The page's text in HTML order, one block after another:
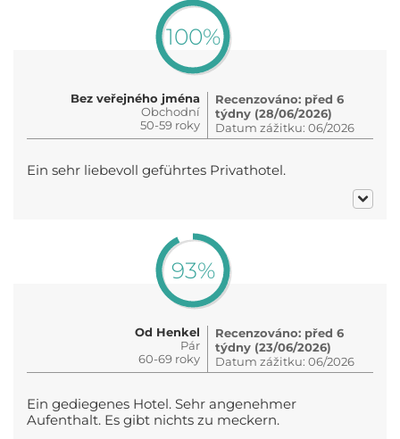
100%
Bez veřejného jména
Obchodní
50-59 roky
Recenzováno: před 6
týdny (28/06/2026)
Datum zážitku: 06/2026
Ein sehr liebevoll geführtes Privathotel.
93%
Od Henkel
Pár
60-69 roky
Recenzováno: před 6
týdny (23/06/2026)
Datum zážitku: 06/2026
Ein gediegenes Hotel. Sehr angenehmer
Aufenthalt. Es gibt nichts zu meckern.